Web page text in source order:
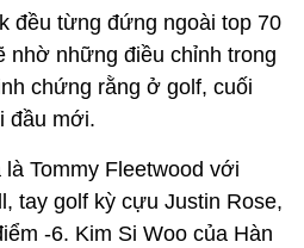
đều từng đứng ngoài top 70
nhờ những điều chỉnh trong
chứng rằng ở golf, cuối
đầu mới.
Tommy Fleetwood với
tay golf kỳ cựu Justin Rose,
-6. Kim Si Woo của Hàn